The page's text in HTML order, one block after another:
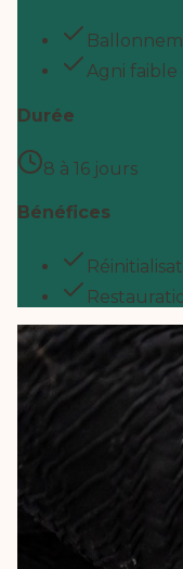
Agni faible
Durée
8 à 16 jours
Bénéfices